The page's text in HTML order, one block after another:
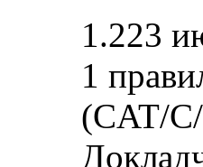
1.223
1
(CAT/